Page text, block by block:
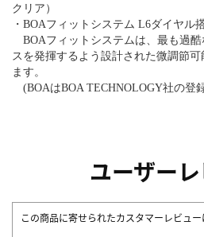
クリア）
・BOAフィットシステム L6ダイヤル
BOAフィットシステムは、最も過
スを発揮するよう設計された微調節
ます。
(BOAはBOA TECHNOLOGY社の登
ユーザー
この商品に寄せられたカスタマーレビュー